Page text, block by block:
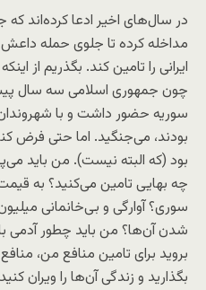
در سال‌های اخیر ادعا کرده‌اند
مداخله کرده تا جلوی حمله داعش
ایرانی را تامین کند. بگذریم از
چون جمهوری اسلامی سه سال
سوریه حضور داشت و با
بودند، می‌جنگید. اما حتی فرض
بود (که البته نیست). من باید
چه بهایی تامین می‌کنید؟ به
سوری؟ آوارگی و بی‌خانمانی
شدن آن‌ها؟ من باید چطور
بروید برای تامین منافع من،
بگذارید و زندگی آن‌ها را ویران